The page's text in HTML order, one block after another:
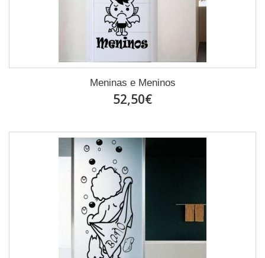
Meninas e Meninos
52,50€